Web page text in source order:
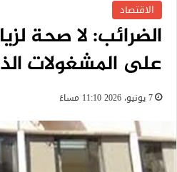
الاقتصاد
الضرائب: لا صحة
على المشغولات
7 يونيو، 2026 11:10 مساءً